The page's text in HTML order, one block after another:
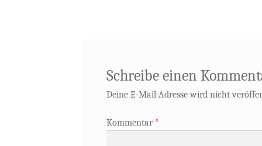
Schreibe einen
Deine E-Mail-Adresse wird nicht
Kommentar *